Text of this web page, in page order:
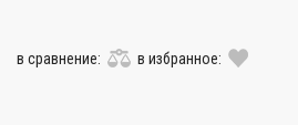
в сравнение: в избранное: